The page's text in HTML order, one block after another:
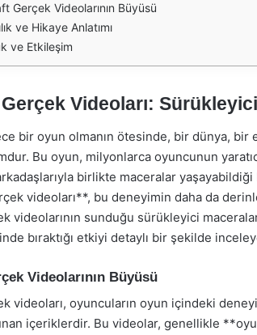
Gerçek Videolarının Büyüsü
ve Hikaye Anlatımı
ve Etkileşim
Videoları:
bir oyun olmanın ötesinde, bir dünya, bir
Bu oyun, milyonlarca oyuncunun
birlikte maceralar yaşayabildiği
videoları**, bu deneyimin daha da
videolarının sunduğu sürükleyici
bıraktığı etkiyi detaylı bir şekilde
Videolarının Büyüsü
videoları, oyuncuların oyun içindeki
içeriklerdir. Bu videolar, genellikle